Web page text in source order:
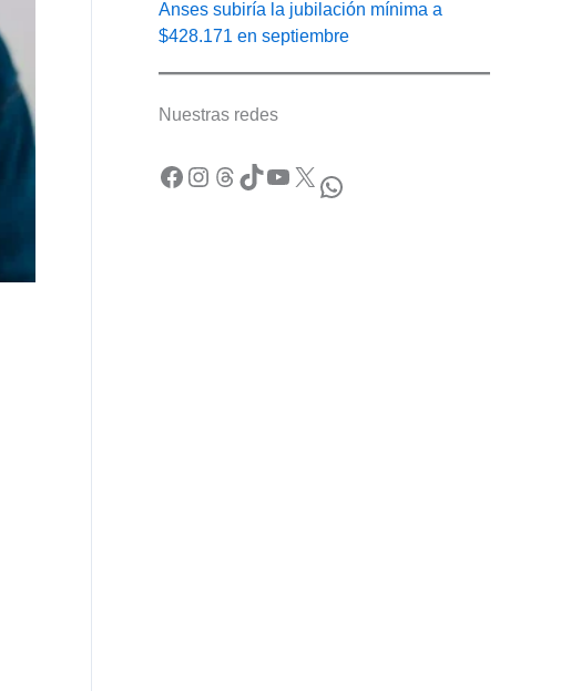
Anses subiría la jubilación mínima a
$428.171 en septiembre
Nuestras redes
Facebook Instagram Threads TikTok YouTube X WhatsApp